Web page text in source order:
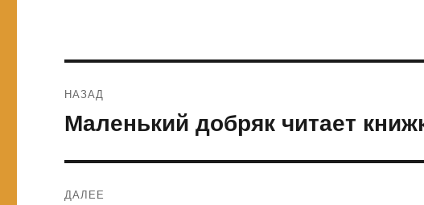
по
НАЗАД
Предыдущая
Маленький добряк читает
ДАЛЕЕ